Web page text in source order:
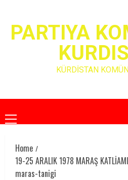
contentPARTIYA
KÜRDİSTAN
Primary
Menu
Home
19-25 ARALIK 1978 MARAŞ
maras-tanigi